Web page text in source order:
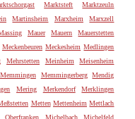
Marktsteft
Marktzeuln
Martinsheim Marxheim
Marxzell
Mauer Mauern
Mauerstetten
Meckenbeuren Meckesheim Medlingen
Mehrstetten Meinheim
Meisenheim
Memmingen Memmingerberg
Mendig
Mering Merkendorf
Merklingen
Metten Mettenheim Mettlach
Michelbach
Michelfeld